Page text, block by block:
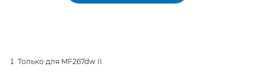
Только для MF267dw II